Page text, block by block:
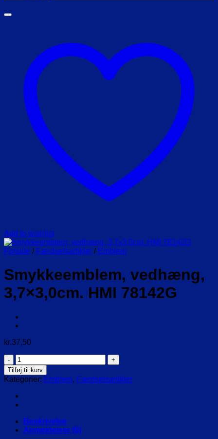
Add to wishlist
Forside / Færdselsartikler / Emblem
Smykkeemblem, vedhæng,
3,7×3,0cm. HMI 78142G
kr.37,50
Smykkeemblem,
vedhæng,
3,7x3,0cm.
HMI
78142G
antal
Tilføj til kurv
Kategorier: Emblem, Færdselsartikler
Beskrivelse
Anmeldelser (0)